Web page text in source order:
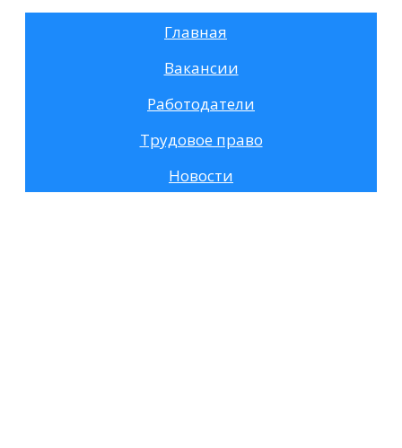
Главная
Вакансии
Работодатели
Трудовое право
Новости